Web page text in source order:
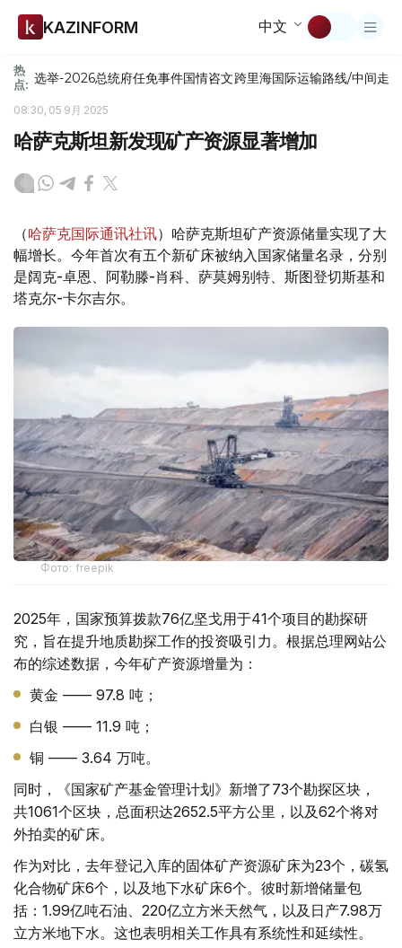
KAZINFORM 中文
热
点: 选举-2026总统府任免事件国情咨文跨里海国际运输路线/中间走廊
08:30, 05 9月 2025
哈萨克斯坦新发现矿产资源显著增加
（哈萨克国际通讯社讯）哈萨克斯坦矿产资源储量实现了大
幅增长。今年首次有五个新矿床被纳入国家储量名录，分别
是阔克-卓恩、阿勒滕-肖科、萨莫姆别特、斯图登切斯基和
塔克尔-卡尔吉尔。
Фото: freepik
2025年，国家预算拨款76亿坚戈用于41个项目的勘探研
究，旨在提升地质勘探工作的投资吸引力。根据总理网站公
布的综述数据，今年矿产资源增量为：
黄金 —— 97.8 吨；
白银 —— 11.9 吨；
铜 —— 3.64 万吨。
同时，《国家矿产基金管理计划》新增了73个勘探区块，
共1061个区块，总面积达2652.5平方公里，以及62个将对
外拍卖的矿床。
作为对比，去年登记入库的固体矿产资源矿床为23个，碳氢
化合物矿床6个，以及地下水矿床6个。彼时新增储量包
括：1.99亿吨石油、220亿立方米天然气，以及日产7.98万
立方米地下水。这也表明相关工作具有系统性和延续性。